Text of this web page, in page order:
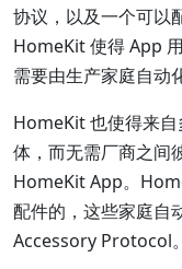
协议，以及一个可以
HomeKit 使得 App
需要由生产家庭自动
HomeKit 也使得来
体，而无需厂商之间
HomeKit App。
配件的，这些家庭自
Accessory Protocol。